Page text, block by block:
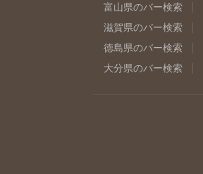
富山県のバー検索
滋賀県のバー検索
徳島県のバー検索
大分県のバー検索